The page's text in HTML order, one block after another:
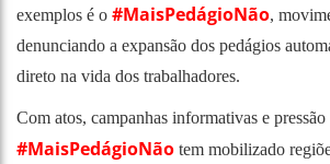
exemplos é o #MaisPedágioNão,
denunciando a expansão dos pedágios
direto na vida dos trabalhadores.
Com atos, campanhas informativas e
#MaisPedágioNão tem mobilizado